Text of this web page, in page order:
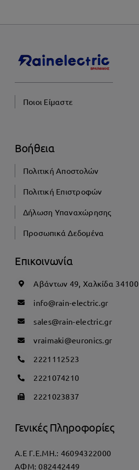
Ποιοι Είμαστε
Βοήθεια
Πολιτική Αποστολών
Πολιτική Επιστροφών
Δήλωση Υπαναχώρησης
Προσωπικά Δεδομένα
Επικοινωνία
Αβάντων 49, Χαλκίδα 34100
info@rain-electric.gr
sales@rain-electric.gr
vraimaki@euronics.gr
2221112523
2221074210
2221023837
Γενικές Πληροφορίες
Α.Ε Γ.Ε.ΜΗ.: 46094322000
AΦΜ: 082442449